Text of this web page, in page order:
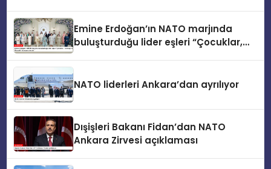
Emine Erdoğan’ın NATO marjında
buluşturduğu lider eşleri “Çocuklar,
NATO liderleri Ankara’dan ayrılıyor
Dışişleri Bakanı Fidan’dan NATO
Ankara Zirvesi açıklaması